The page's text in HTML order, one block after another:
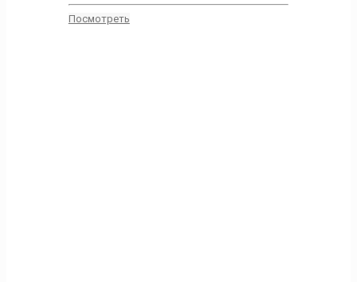
Посмотреть